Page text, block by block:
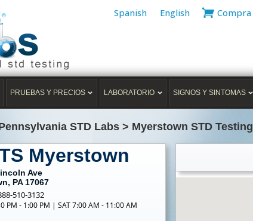
Spanish English Compra
PRUEBAS Y PRECIOS LABORATORIO SIGNOS Y SINTOMAS
STD Labs > Myerstown STD Testing
Myerstown
Ave
PA 17067
510-3132
PM - 1:00 PM | SAT 7:00 AM - 11:00 AM